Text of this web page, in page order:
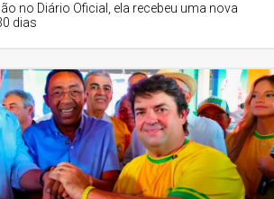
no Diário Oficial, ela recebeu uma nova
dias